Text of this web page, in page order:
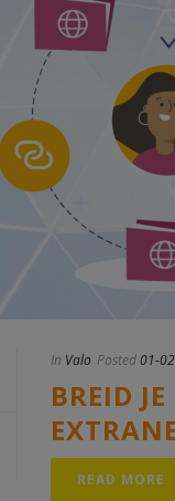
In Valo Posted01-
BREID
READ MORE